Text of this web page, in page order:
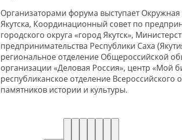
Организаторами форума выступает
Якутска, Координационный совет по
городского округа «город Якутск»,
предпринимательства Республики Саха
региональное отделение Общероссийской
организации «Деловая Россия», центр «Мой
республиканское отделение Всероссийского
памятников истории и культуры.